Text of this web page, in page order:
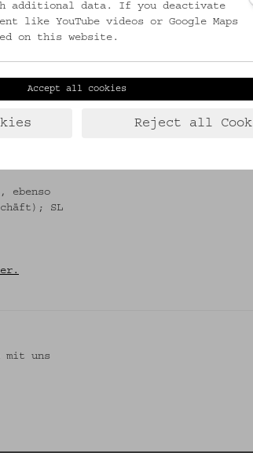
ebenso
SL
mit uns
additional data. If you deactivate
like YouTube videos or Google Maps
on this website.
Accept all cookies
Reject all